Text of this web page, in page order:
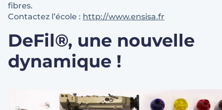
fibres.
Contactez l’école : http://www.ensisa.fr
DeFil®, une nouvelle
dynamique !